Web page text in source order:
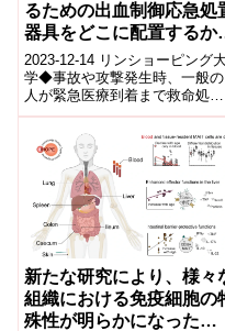
るための出血制御応急処
器具をどこに配置するか
(Where to place
control first aid
equipment to maximize
lives saved)
2023-12-14 リンショーピング
学◆事故や攻撃発生時、一般の
人が緊急医療到着まで救命処置
を行うには、即応者としての意
識だけでなく、適切な出血制御
キットが...
新たな研究により、様々
組織における免疫細胞の
殊性が明らかになった